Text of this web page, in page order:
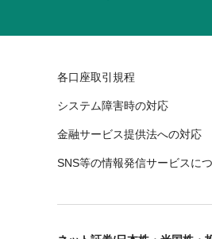
各口座取引規程
システム障害時の対応
金融サービス提供法への対応
SNS等の情報発信サービスに